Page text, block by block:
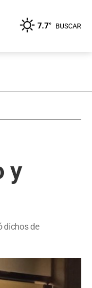
7.7° BUSCAR
y
dichos de